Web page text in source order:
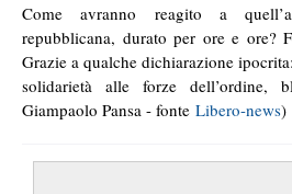
Come avranno reagito a
repubblicana, durato per ore e ore?
Grazie a qualche dichiarazione
solidarietà alle forze
Giampaolo Pansa - fonte Libero-news)